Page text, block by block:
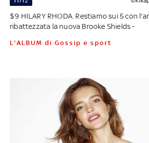
$9 HILARY RHODA. Restiamo sui 5 con
ribattezzata la nuova Brooke Shields -
L'ALBUM di Gossip e sport